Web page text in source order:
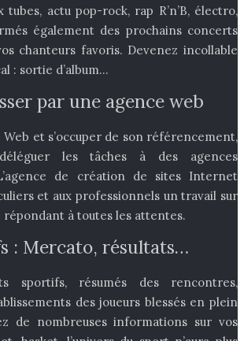
tubes, actu pop-rock, rap R’n’B, électro,
également des prochains concerts
chanteurs favoris. Devenez incollable
: sortie d’album…
par une agence web
et s’occuper de son référencement,
les tâches à des agences
de création de sites Internet
et aux professionnels un travail sur
répondant à toutes les attentes.
: Mercato, résultats…
sportifs, résumés des rencontres,
des joueurs blessés en plein
de nombreuses informations sur vos